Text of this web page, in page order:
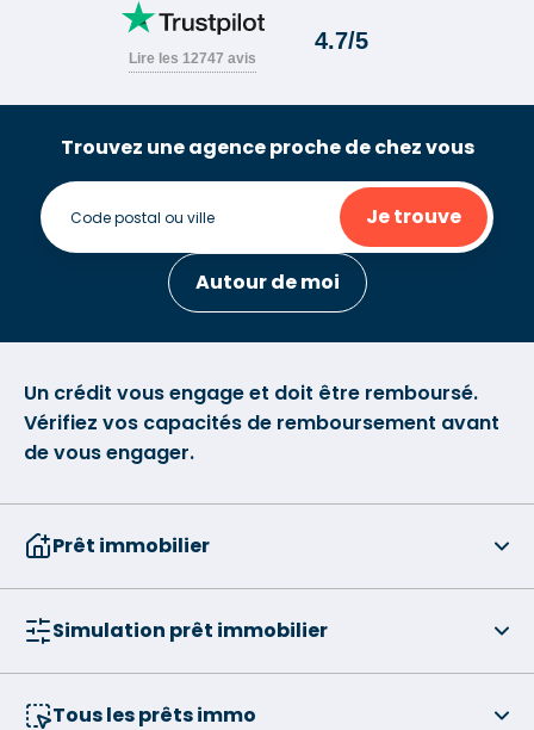
Trouvez une agence proche de chez vous
Je trouve
Autour de moi
Un crédit vous engage et doit être remboursé.
Vérifiez vos capacités de remboursement avant
de vous engager.
Prêt immobilier
Simulation prêt immobilier
Tous les prêts immo